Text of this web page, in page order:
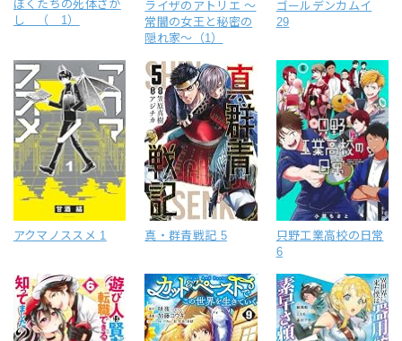
ぼくたちの死体さが
し （ 1）
ライザのアトリエ ～
常闇の女王と秘密の
隠れ家～（1）
ゴールデンカムイ
29
アクマノススメ 1 真・群青戦記 5
只野工業高校の日常
6